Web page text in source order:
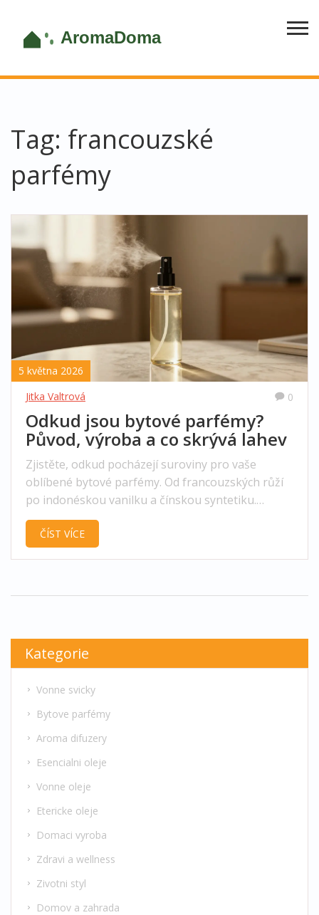
Tag: francouzské
parfémy
5 května 2026
Jitka Valtrová
0
Odkud jsou bytové parfémy?
Původ, výroba a co skrývá lahev
Zjistěte, odkud pocházejí suroviny pro vaše
oblíbené bytové parfémy. Od francouzských růží
po indonéskou vanilku a čínskou syntetiku.
Pochopení původu vám pomůže lépe vybírat
kvalitu.
ČÍST VÍCE
Kategorie
Vonne svicky
Bytove parfémy
Aroma difuzery
Esencialni oleje
Vonne oleje
Etericke oleje
Domaci vyroba
Zdravi a wellness
Zivotni styl
Domov a zahrada